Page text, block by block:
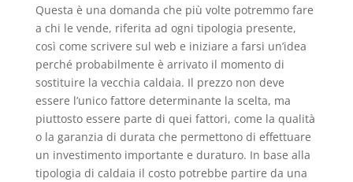
Questa è una domanda che più volte potremmo fare
a chi le vende, riferita ad ogni tipologia presente,
così come scrivere sul web e iniziare a farsi un’idea
perché probabilmente è arrivato il momento di
sostituire la vecchia caldaia. Il prezzo non deve
essere l’unico fattore determinante la scelta, ma
piuttosto essere parte di quei fattori, come la qualità
o la garanzia di durata che permettono di effettuare
un investimento importante e duraturo. In base alla
tipologia di caldaia il costo potrebbe partire da una